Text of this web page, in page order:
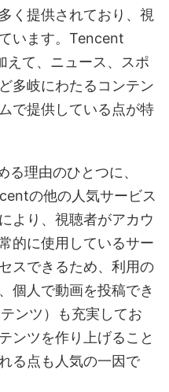
く提供されており、視
います。Tencent
えて、ニュース、スポ
多岐にわたるコンテン
で提供している点が特
理由のひとつに、
の他の人気サービス
より、視聴者がアカウ
的に使用しているサー
スできるため、利用の
個人で動画を投稿でき
ンツ）も充実してお
ンツを作り上げること
る点も人気の一因で